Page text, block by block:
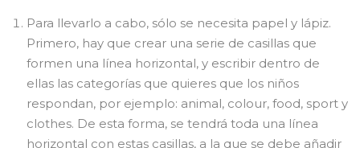
Para llevarlo a cabo, sólo se necesita papel y lápiz.
Primero, hay que crear una serie de casillas que
formen una línea horizontal, y escribir dentro de
ellas las categorías que quieres que los niños
respondan, por ejemplo: animal, colour, food, sport y
clothes. De esta forma, se tendrá toda una línea
horizontal con estas casillas, a la que se debe añadir